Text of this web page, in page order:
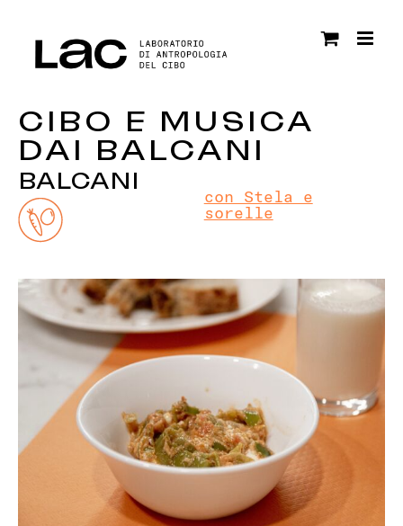
contenuto
CIBO E MUSICA
DAI BALCANI
BALCANI
con Stela e
sorelle